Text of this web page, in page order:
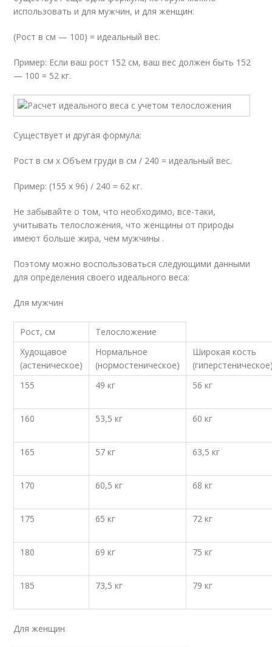
использовать и для мужчин, и для женщин:
(Рост в см — 100) = идеальный вес.
Пример: Если ваш рост 152 см, ваш вес должен быть 152
— 100 = 52 кг.
Существует и другая формула:
Рост в см х Объем груди в см / 240 = идеальный вес.
Пример: (155 x 96) / 240 = 62 кг.
Не забывайте о том, что необходимо, все-таки,
учитывать телосложения, что женщины от природы
имеют больше жира, чем мужчины .
Поэтому можно воспользоваться следующими данными
для определения своего идеального веса:
Для мужчин
Рост, см
Телосложение
Худощавое
(астеническое)
Нормальное
(нормостеническое)
Широкая кость
155
49 кг 56 кг
160 53,5 кг 60 кг
165 57 кг 63,5 кг
170 60,5 кг 68 кг
175 65 кг 72 кг
180 69 кг 75 кг
185 73,5 кг 79 кг
Для женщин